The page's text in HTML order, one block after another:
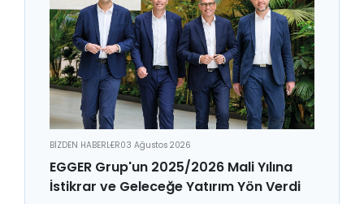
BİZDEN HABERLER03 Ağustos 2026
EGGER Grup'un 2025/2026 Mali Yılına
İstikrar ve Geleceğe Yatırım Yön Verdi